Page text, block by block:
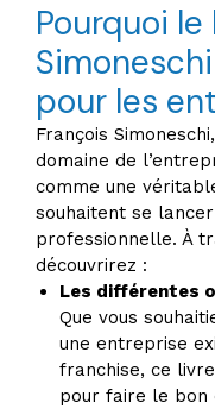
Pourquoi
pour les
François
domaine de
comme une
souhaitent se
professionnelle. À
découvrirez :
Les différentes
Que vous
une entreprise
franchise, ce
pour faire le bon